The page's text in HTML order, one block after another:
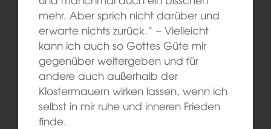
mehr. Aber sprich nicht darüber und
erwarte nichts zurück.“ – Vielleicht
kann ich auch so Gottes Güte mir
gegenüber weitergeben und für
andere auch außerhalb der
Klostermauern wirken lassen, wenn ich
selbst in mir ruhe und inneren Frieden
finde.